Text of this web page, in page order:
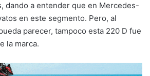
dando a entender que en Mercedes-
en este segmento. Pero, al
parecer, tampoco esta 220 D fue
la marca.